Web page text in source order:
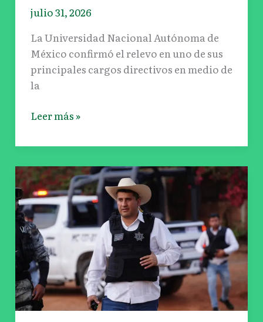
julio 31, 2026
La Universidad Nacional Autónoma de
México confirmó el relevo en uno de sus
principales cargos directivos en medio de
la
Leer más »
Detienen
a
líder
criminal
que
ordenó
el
asesinato
del